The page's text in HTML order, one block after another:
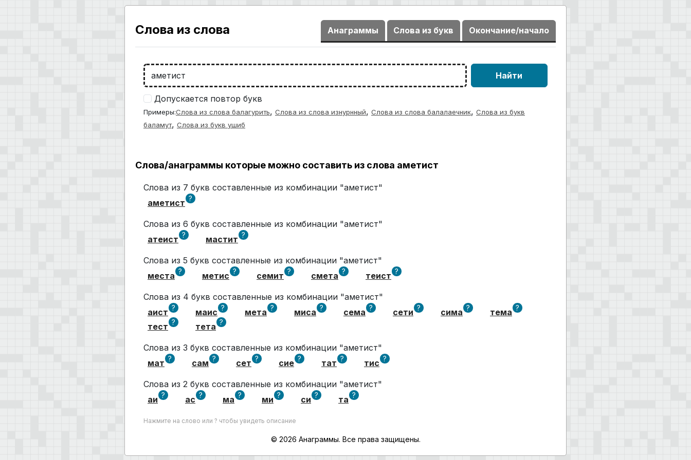
Слова из слова Анаграммы Слова из букв Окончание/начало
Найти
Допускается повтор букв
Примеры:Слова из слова балагурить, Слова из слова изнурнный, Слова из слова балалаечник, Слова из букв
баламут, Слова из букв ушиб
Слова/анаграммы которые можно составить из слова аметист
Слова из 7 букв составленные из комбинации "аметист"
аметист ?
Слова из 6 букв составленные из комбинации "аметист"
атеист ? мастит ?
Слова из 5 букв составленные из комбинации "аметист"
места ? метис ? семит ? смета ? теист ?
Слова из 4 букв составленные из комбинации "аметист"
аист ? маис ? мета ? миса ? сема ? сети ? сима ? тема ?
тест ? тета ?
Слова из 3 букв составленные из комбинации "аметист"
мат ? сам ? сет ? сие ? тат ? тис ?
Слова из 2 букв составленные из комбинации "аметист"
аи ? ас ? ма ? ми ? си ? та ?
Нажмите на слово или ? чтобы увидеть описание
© 2026 Анаграммы. Все права защищены.